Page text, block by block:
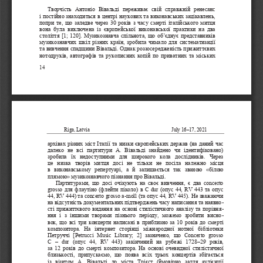
14
Творчість  Антоніо  Вівальді  переживає  свій  справжній  ренесанс
і постійно знаходиться в центрі наукових та виконавських зацікавлень,
попри те, що заледве через 30 років з часу смерті італійського митця
вона була виключена із європейської виконавської практики на два
століття [1; 120]. Музикознавча спільнота, що об’єднує представників
музикознавчих шкіл різних країн, зробила чимало для систематизації
та вивчення спадщини Вівальді. Однак роззосередженість прижиттєвих
нотодруків, автографів та рукописних копій по приватних та міських
Riga, Latvia
             July 16
–17, 2021
архівах різних міст Італії та низки європейських держав (на даний час
далеко  не  всі  партитури  А.  Вівальді  знайдено  чи  ідентифіковано)
зробила  їх  недоступними  для  широкого  кола  дослідників.  Через
це  низка  творів  митця  досі  не  тільки  не  посіла  належно  місця
в  виконавському  репертуарі,  а  й  залишається  так  званою  «білою
плямою» музикознавчого пізнання про Вівальді.
Партитурами, що досі очікують на своє вивчення, є два concerto
grosso для флаутіно (флейти піколо) в C dur (опус 44, RV 443 та опус
44, RV 444) та concerto grosso a-moll (та опус 44, RV 445). Не зважаючи
на відсутність документальних підтверджень часу написання та наявно-
сті прижиттєвого видання на основі стилістичного аналізу та порівня-
ння  і  з  іншими  творами  пізнього  періоду,  можемо  зробити  висно-
вок, що всі три концерти написані в приблизно за 10 років до смерті
композитора.  На  інтернет  сторінці  міжнародної  нотної  бібліотеки
Петруччі  [Petrucci  Music  Library;  2]  зазначено,  що  Concerto  grosso
C – dur  (опус  44,  RV  443)  закінчений  на  рубежі  1728–29  років,
за 12 років до смерті композитора. На основі очевидної стилістичної
близькості,  припускаємо,  що  поява  всіх  трьох  концертів  збігається
із  візитом  А.  Вівальді  до  міста  Трієст  (ймовірно  задля  аудієнції